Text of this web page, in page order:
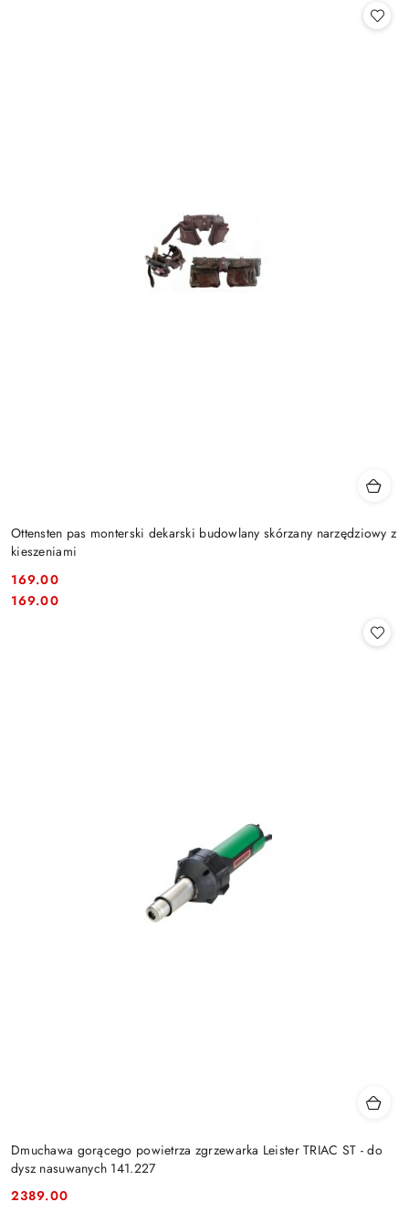
Ottensten pas monterski dekarski budowlany skórzany narzędziowy z
kieszeniami
Cena:
169.00
Cena:
169.00
Dmuchawa gorącego powietrza zgrzewarka Leister TRIAC ST - do
dysz nasuwanych 141.227
2389.00